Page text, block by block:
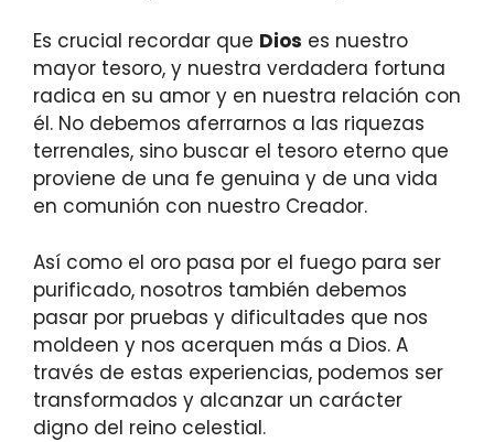
Es crucial recordar que Dios es nuestro
mayor tesoro, y nuestra verdadera fortuna
radica en su amor y en nuestra relación con
él. No debemos aferrarnos a las riquezas
terrenales, sino buscar el tesoro eterno que
proviene de una fe genuina y de una vida
en comunión con nuestro Creador.
Así como el oro pasa por el fuego para ser
purificado, nosotros también debemos
pasar por pruebas y dificultades que nos
moldeen y nos acerquen más a Dios. A
través de estas experiencias, podemos ser
transformados y alcanzar un carácter
digno del reino celestial.